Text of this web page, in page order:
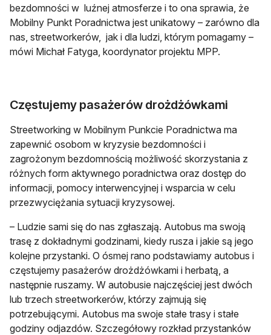
bezdomności w luźnej atmosferze i to ona sprawia, że
Mobilny Punkt Poradnictwa jest unikatowy – zarówno dla
nas, streetworkerów, jak i dla ludzi, którym pomagamy –
mówi Michał Fatyga, koordynator projektu MPP.
Częstujemy pasażerów drożdżówkami
Streetworking w Mobilnym Punkcie Poradnictwa ma
zapewnić osobom w kryzysie bezdomności i
zagrożonym bezdomnością możliwość skorzystania z
różnych form aktywnego poradnictwa oraz dostęp do
informacji, pomocy interwencyjnej i wsparcia w celu
przezwyciężania sytuacji kryzysowej.
– Ludzie sami się do nas zgłaszają. Autobus ma swoją
trasę z dokładnymi godzinami, kiedy rusza i jakie są jego
kolejne przystanki. O ósmej rano podstawiamy autobus i
częstujemy pasażerów drożdżówkami i herbatą, a
następnie ruszamy. W autobusie najczęściej jest dwóch
lub trzech streetworkerów, którzy zajmują się
potrzebującymi. Autobus ma swoje stałe trasy i stałe
godziny odjazdów. Szczegółowy rozkład przystanków